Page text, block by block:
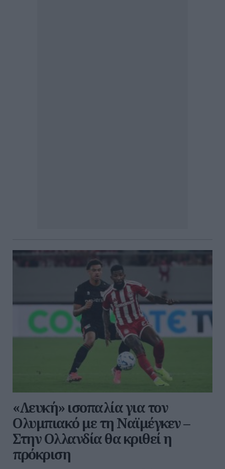
«Λευκή» ισοπαλία για τον
Ολυμπιακό με τη Ναϊμέγκεν –
Στην Ολλανδία θα κριθεί η
πρόκριση